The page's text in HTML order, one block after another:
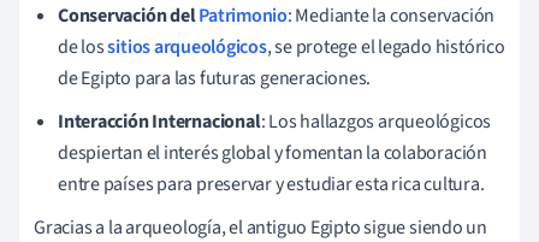
Conservación delPatrimonio: Mediante la conservación
de lossitios arqueológicos, se protege el legado histórico
de Egipto para las futuras generaciones.
Interacción Internacional: Los hallazgos arqueológicos
despiertan el interés global y fomentan la colaboración
entre países para preservar y estudiar esta rica cultura.
Gracias a la arqueología, el antiguo Egipto sigue siendo un